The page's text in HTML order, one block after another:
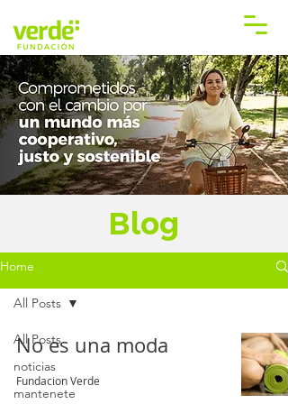
Home
All Posts
noticias
mantenete
All Posts
No es una moda
Fundacion Verde
Blog